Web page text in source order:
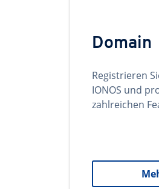
Domain
Registrieren
IONOS und
zahlreichen